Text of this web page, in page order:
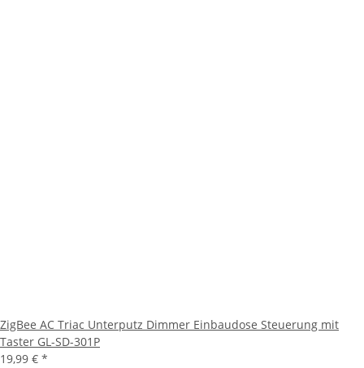
ZigBee AC Triac Unterputz Dimmer Einbaudose Steuerung mit
Taster GL-SD-301P
19,99 € *